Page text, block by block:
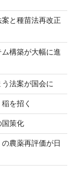
と種苗法再改正
構築が大幅に進
法案が国会に
を招く
国策化
農薬再評価が日